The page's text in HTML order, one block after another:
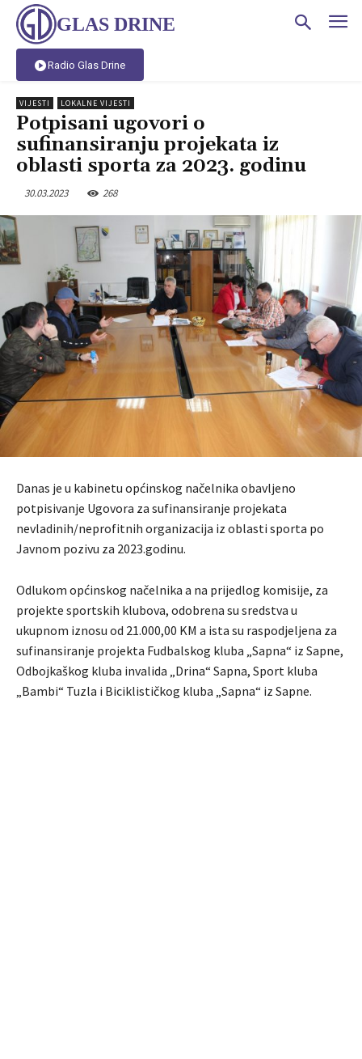
GLAS DRINE
Radio Glas Drine
VIJESTI LOKALNE VIJESTI
Potpisani ugovori o
sufinansiranju projekata iz
oblasti sporta za 2023. godinu
30.03.2023 268
Danas je u kabinetu općinskog načelnika obavljeno
potpisivanje Ugovora za sufinansiranje projekata
nevladinih/neprofitnih organizacija iz oblasti sporta po
Javnom pozivu za 2023.godinu.
Odlukom općinskog načelnika a na prijedlog komisije, za
projekte sportskih klubova, odobrena su sredstva u
ukupnom iznosu od 21.000,00 KM a ista su raspodjeljena za
sufinansiranje projekta Fudbalskog kluba „Sapna“ iz Sapne,
Odbojkaškog kluba invalida „Drina“ Sapna, Sport kluba
„Bambi“ Tuzla i Biciklističkog kluba „Sapna“ iz Sapne.